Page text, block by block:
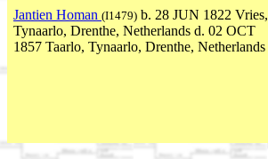
Jantien Homan (I1479) b. 28 JUN 1822 Vries,
Tynaarlo, Drenthe, Netherlands d. 02 OCT
1857 Taarlo, Tynaarlo, Drenthe, Netherlands